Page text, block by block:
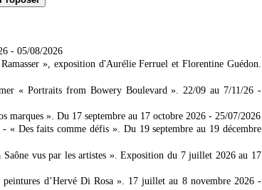
- 05/08/2026
», exposition d'Aurélie Ferruel et Florentine Guédon.
« Portraits from Bowery Boulevard ». 22/09 au 7/11/26 -
marques ». Du 17 septembre au 17 octobre 2026 - 25/07/2026
Des faits comme défis ». Du 19 septembre au 19 décembre
vus par les artistes ». Exposition du 7 juillet 2026 au 17
d’Hervé Di Rosa ». 17 juillet au 8 novembre 2026 -